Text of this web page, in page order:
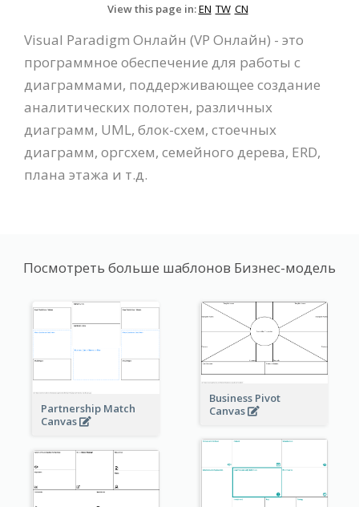
View this page in:EN TW CN
Visual Paradigm Онлайн (VP Онлайн) - это
программное обеспечение для работы с
диаграммами, поддерживающее создание
аналитических полотен, различных
диаграмм, UML, блок-схем, стоечных
диаграмм, оргсхем, семейного дерева, ERD,
плана этажа и т.д.
Посмотреть больше шаблонов Бизнес-модель
Partnership Match
Canvas
Business Pivot
Canvas